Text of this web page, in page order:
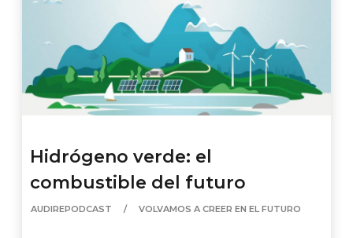
Hidrógeno verde: el
combustible del futuro
AUDIREPODCAST VOLVAMOS A CREER EN EL FUTURO